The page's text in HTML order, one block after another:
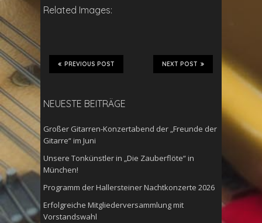
Related Images:
NEXT POST
PREVIOUS POST
NEUESTE BEITRÄGE
Großer Gitarren-Konzertabend der „Freunde der
Gitarre“ im Juni
Unsere Tonkünstler in „Die Zauberflöte“ in
München!
Programm der Hallersteiner Nachtkonzerte 2026
Erfolgreiche Mitgliederversammlung mit
Vorstandswahl